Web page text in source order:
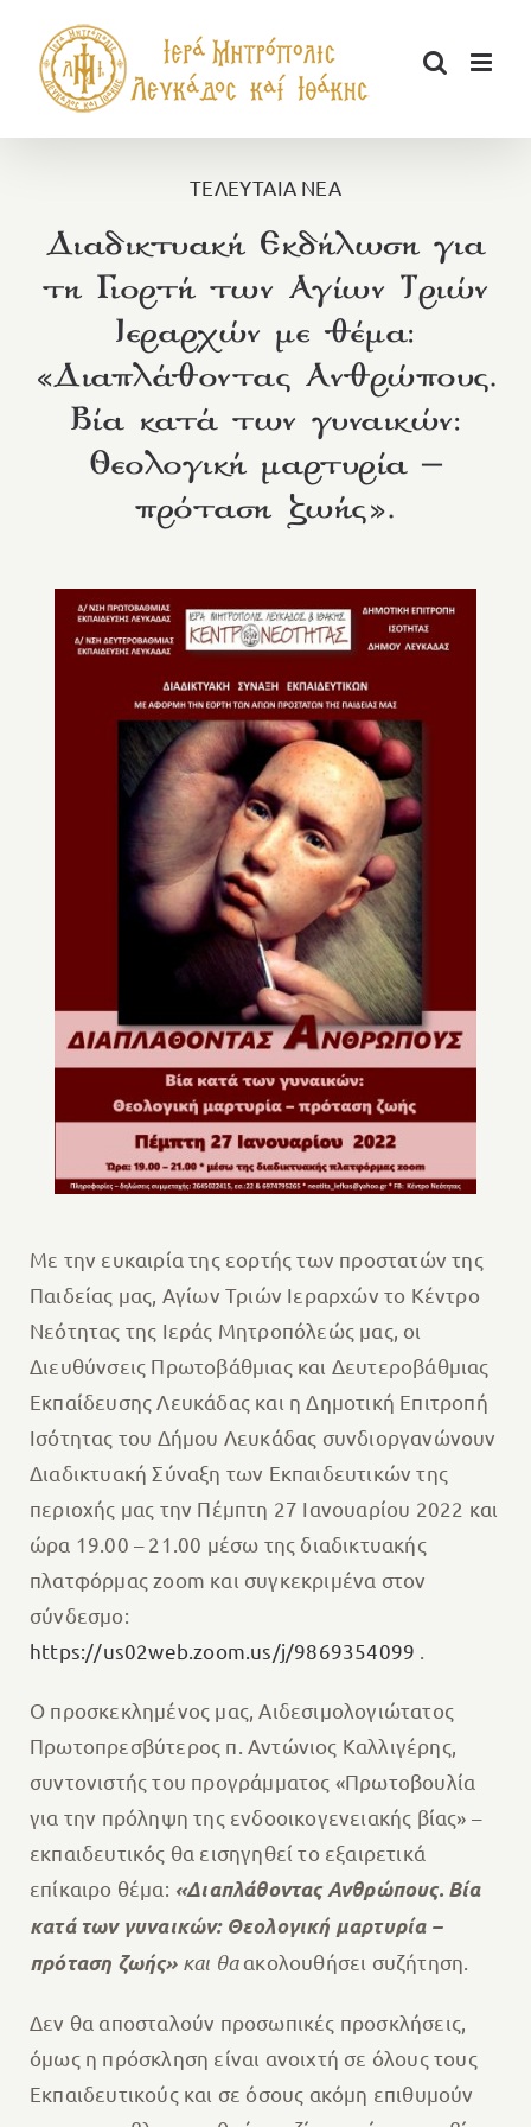
περιεχόμενο
ΤΕΛΕΥΤΑΙΑ ΝΕΑ
Διαδικτυακή Εκδήλωση για
τη Γιορτή των Αγίων Τριών
Ιεραρχών με θέμα:
«Διαπλάθοντας Ανθρώπους.
Βία κατά των γυναικών:
Θεολογική μαρτυρία –
πρόταση ζωής».
Με την ευκαιρία της εορτής των προστατών της
Παιδείας μας, Αγίων Τριών Ιεραρχών το Κέντρο
Νεότητας της Ιεράς Μητροπόλεώς μας, οι
Διευθύνσεις Πρωτοβάθμιας και Δευτεροβάθμιας
Εκπαίδευσης Λευκάδας και η Δημοτική Επιτροπή
Ισότητας του Δήμου Λευκάδας συνδιοργανώνουν
Διαδικτυακή Σύναξη των Εκπαιδευτικών της
περιοχής μας την Πέμπτη 27 Ιανουαρίου 2022 και
ώρα 19.00 – 21.00 μέσω της διαδικτυακής
πλατφόρμας zoom και συγκεκριμένα στον
σύνδεσμο:
https://us02web.zoom.us/j/9869354099
Ο προσκεκλημένος μας, Αιδεσιμολογιώτατος
Πρωτοπρεσβύτερος π. Αντώνιος Καλλιγέρης,
συντονιστής του προγράμματος «Πρωτοβουλία
για την πρόληψη της ενδοοικογενειακής βίας» –
εκπαιδευτικός θα εισηγηθεί το εξαιρετικά
επίκαιρο θέμα: «Διαπλάθοντας Ανθρώπους. Βία
κατά των γυναικών: Θεολογική μαρτυρία –
πρόταση ζωής»και θαακολουθήσει συζήτηση.
Δεν θα αποσταλούν προσωπικές προσκλήσεις,
όμως η πρόσκληση είναι ανοιχτή σε όλους τους
Εκπαιδευτικούς και σε όσους ακόμη επιθυμούν